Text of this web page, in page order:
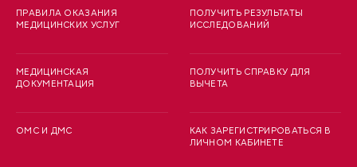
ПРАВИЛА ОКАЗАНИЯ
МЕДИЦИНСКИХ УСЛУГ
МЕДИЦИНСКАЯ
ДОКУМЕНТАЦИЯ
ОМС И ДМС
ПОЛУЧИТЬ РЕЗУЛЬТАТЫ
ИССЛЕДОВАНИЙ
ПОЛУЧИТЬ СПРАВКУ ДЛЯ
ВЫЧЕТА
КАК ЗАРЕГИСТРИРОВАТЬСЯ В
ЛИЧНОМ КАБИНЕТЕ